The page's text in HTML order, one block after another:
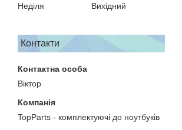
Неділя
Вихідний
Контакти
Віктор
TopParts - комплектуючі до ноутбуків